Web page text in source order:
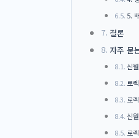
5.
결론
자주 묻
신
로
로
신
로